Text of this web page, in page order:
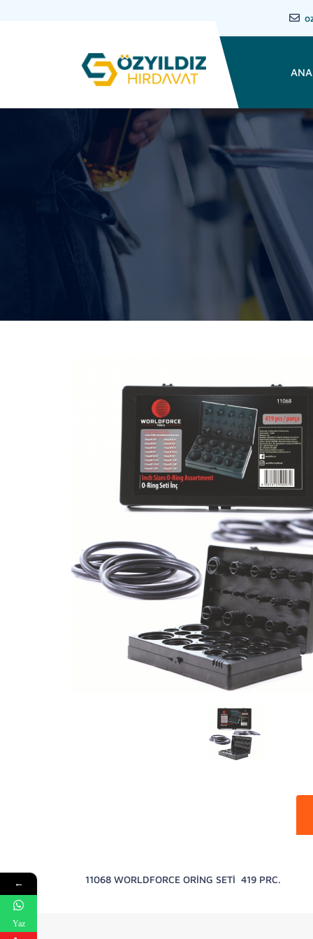
11068 WORLDFORCE ORİNG SETİ 419 PRC.
←
Yaz